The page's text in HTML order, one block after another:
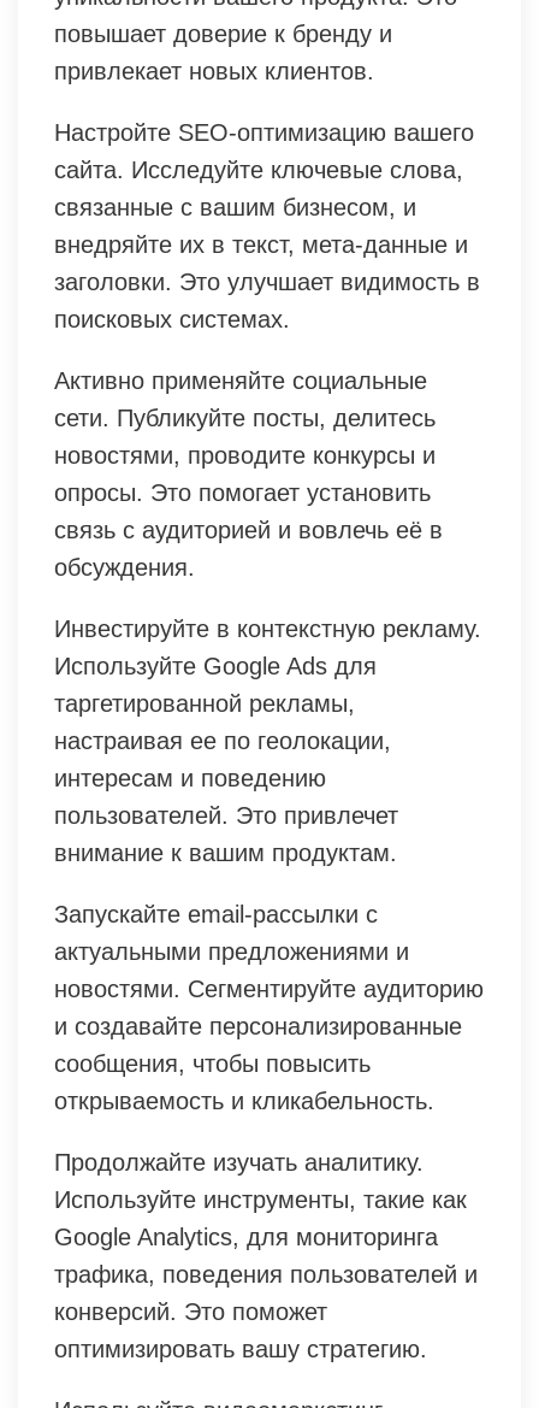
повышает доверие к бренду и
привлекает новых клиентов.
Настройте SEO-оптимизацию вашего
сайта. Исследуйте ключевые слова,
связанные с вашим бизнесом, и
внедряйте их в текст, мета-данные и
заголовки. Это улучшает видимость в
поисковых системах.
Активно применяйте социальные
сети. Публикуйте посты, делитесь
новостями, проводите конкурсы и
опросы. Это помогает установить
связь с аудиторией и вовлечь её в
обсуждения.
Инвестируйте в контекстную рекламу.
Используйте Google Ads для
таргетированной рекламы,
настраивая ее по геолокации,
интересам и поведению
пользователей. Это привлечет
внимание к вашим продуктам.
Запускайте email-рассылки с
актуальными предложениями и
новостями. Сегментируйте аудиторию
и создавайте персонализированные
сообщения, чтобы повысить
открываемость и кликабельность.
Продолжайте изучать аналитику.
Используйте инструменты, такие как
Google Analytics, для мониторинга
трафика, поведения пользователей и
конверсий. Это поможет
оптимизировать вашу стратегию.